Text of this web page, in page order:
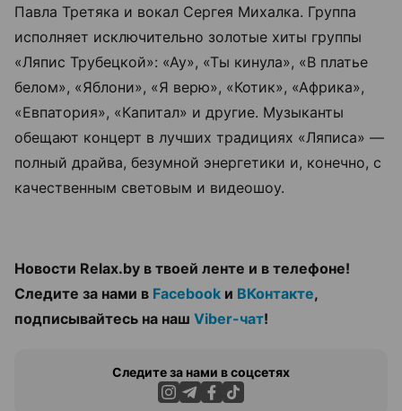
Павла Третяка и вокал Сергея Михалка. Группа
исполняет исключительно золотые хиты группы
«Ляпис Трубецкой»: «Ау», «Ты кинула», «В платье
белом», «Яблони», «Я верю», «Котик», «Африка»,
«Евпатория», «Капитал» и другие. Музыканты
обещают концерт в лучших традициях «Ляписа» —
полный драйва, безумной энергетики и, конечно, с
качественным световым и видеошоу.
Новости Relax.by в твоей ленте и в телефоне!
Следите за нами в Facebook и ВКонтакте,
подписывайтесь на наш Viber-чат!
Следите за нами в соцсетях